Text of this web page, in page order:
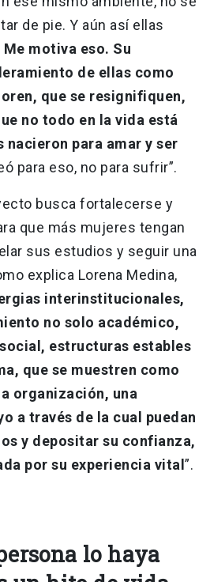
de pie. Y aún así ellas
Me motiva eso. Su
de ellas como
que se resignifiquen,
no todo en la vida está
nacieron para amar y ser
para eso, no para sufrir”.
busca fortalecerse y
que más mujeres tengan
sus estudios y seguir una
explica Lorena Medina,
interinstitucionales,
no solo académico,
estructuras estables
que se muestren como
organización, una
a través de la cual puedan
y depositar su confianza,
por su experiencia vital ”.
lo haya